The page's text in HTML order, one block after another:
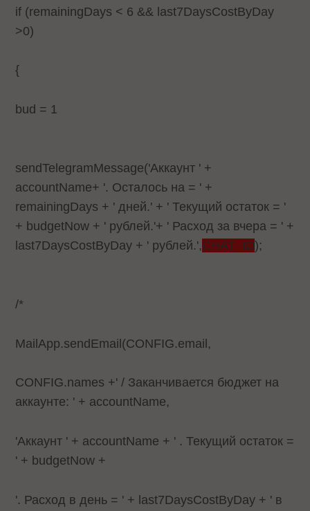
if (remainingDays < 6 && last7DaysCostByDay
>0)
{
bud = 1
sendTelegramMessage('Аккаунт ' +
accountName+ '. Осталось на = ' +
remainingDays + ' дней.' + ' Текущий остаток = '
+ budgetNow + ' рублей.'+ ' Расход за вчера = ' +
last7DaysCostByDay + ' рублей.',CHAT_ID);
/*
MailApp.sendEmail(CONFIG.email,
CONFIG.names +' / Заканчивается бюджет на
аккаунте: ' + accountName,
'Аккаунт ' + accountName + ' . Текущий остаток =
' + budgetNow +
'. Расход в день = ' + last7DaysCostByDay + ' в